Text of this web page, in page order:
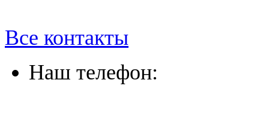
Все контакты
Наш телефон: